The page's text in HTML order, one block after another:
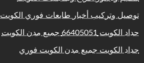
توصيل وتركيب أخبار طابعات فوري الكويت
حداد الكويت 66405051 جميع مدن الكويت
حداد الكويت جميع مدن الكويت فوري